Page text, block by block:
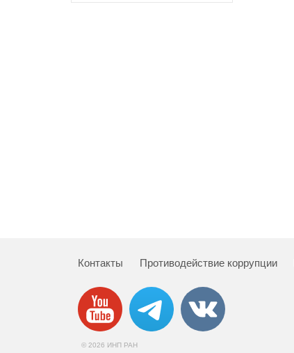
Контакты Противодействие коррупции
© 2026 ИНП РАН